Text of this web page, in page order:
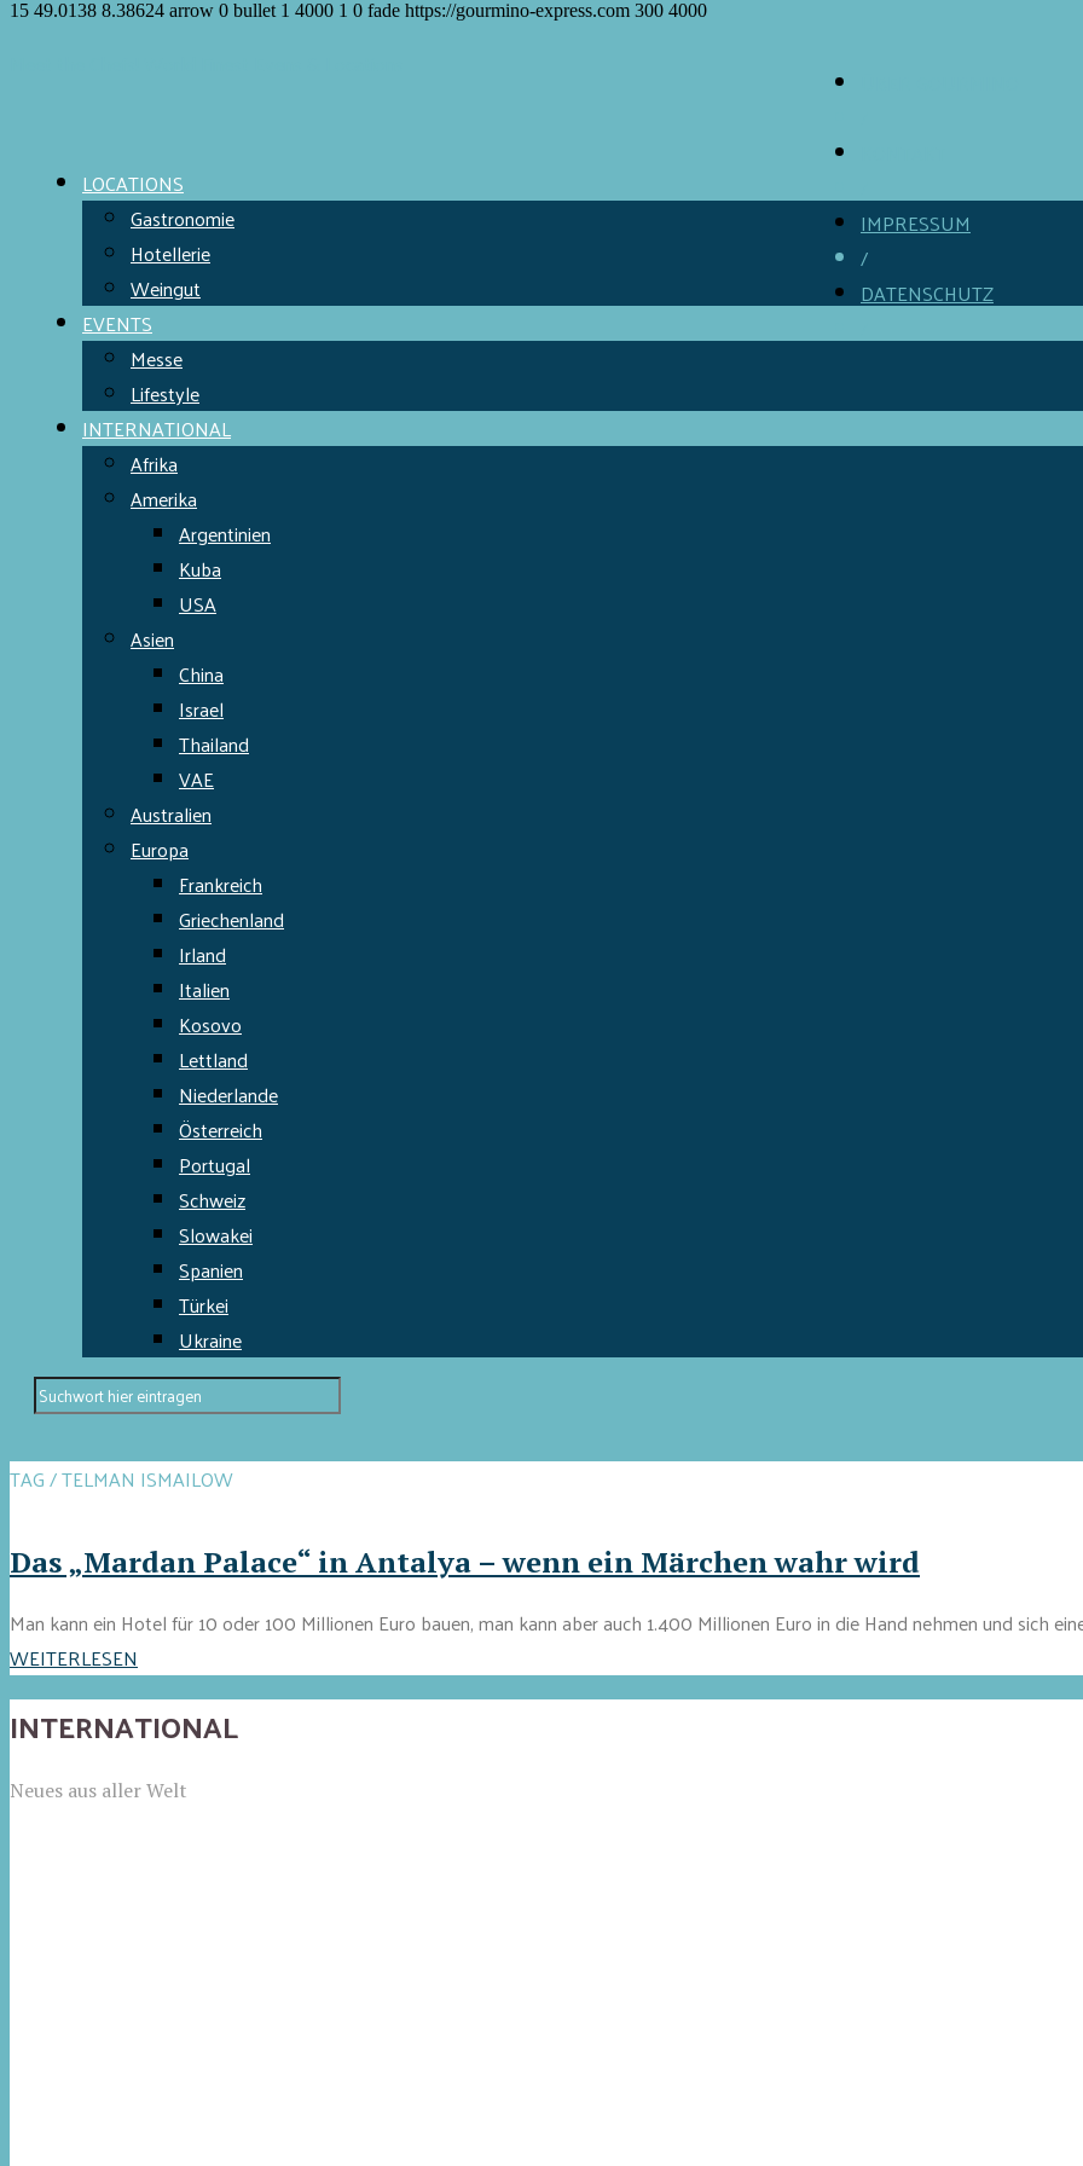
15 49.0138 8.38624 arrow 0 bullet 1 4000 1 0 fade https://gourmino-express.com 300 4000
IMPRESSUM
/
DATENSCHUTZ
LOCATIONS
Gastronomie
Hotellerie
Weingut
EVENTS
Messe
Lifestyle
INTERNATIONAL
Afrika
Amerika
Argentinien
Kuba
USA
Asien
China
Israel
Thailand
VAE
Australien
Europa
Frankreich
Griechenland
Irland
Italien
Kosovo
Lettland
Niederlande
Österreich
Portugal
Schweiz
Slowakei
Spanien
Türkei
Ukraine
TAG / TELMAN ISMAILOW
Das „Mardan Palace“ in Antalya – wenn ein Märchen wahr wird
Man kann ein Hotel für 10 oder 100 Millionen Euro bauen, man kann aber auch 1.400 Millionen Euro in die Hand nehmen und sich
WEITERLESEN
INTERNATIONAL
Neues aus aller Welt